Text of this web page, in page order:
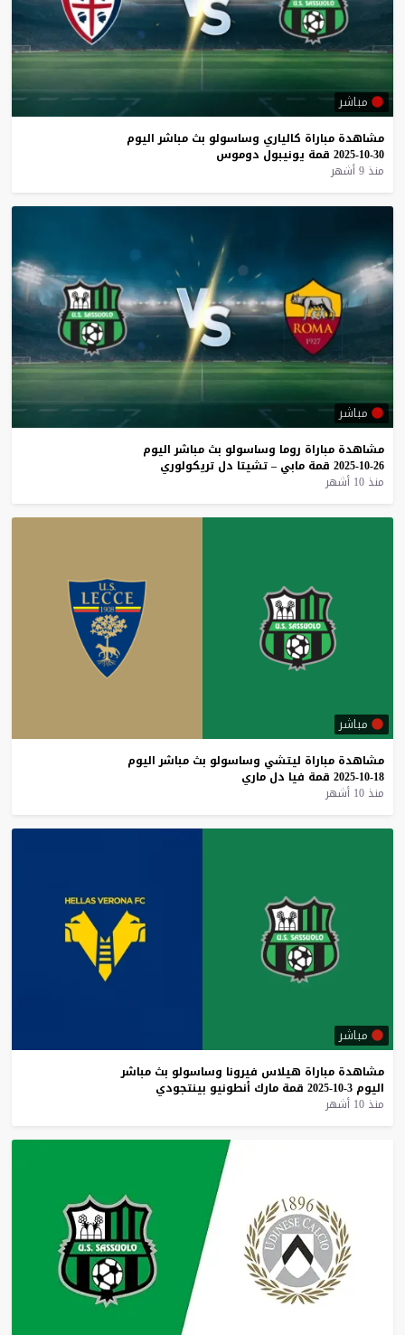
مباشر
مشاهدة مباراة كالياري وساسولو بث مباشر اليوم
30-10-2025
قمة يونيبول دوموس
منذ 9 أشهر
مباشر
مشاهدة مباراة روما وساسولو بث مباشر اليوم
26-10-2025
قمة مابي – تشيتا دل تريكولوري
منذ 10 أشهر
مباشر
مشاهدة مباراة ليتشي وساسولو بث مباشر اليوم
18-10-2025
قمة فيا دل ماري
منذ 10 أشهر
مباشر
مشاهدة مباراة هيلاس فيرونا وساسولو بث مباشر
اليوم 3-10-2025 قمة مارك أنطونيو بينتجودي
منذ 10 أشهر